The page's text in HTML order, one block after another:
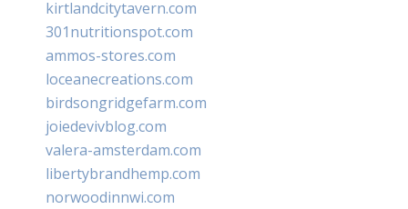
kirtlandcitytavern.com
301nutritionspot.com
ammos-stores.com
loceanecreations.com
birdsongridgefarm.com
joiedevivblog.com
valera-amsterdam.com
libertybrandhemp.com
norwoodinnwi.com